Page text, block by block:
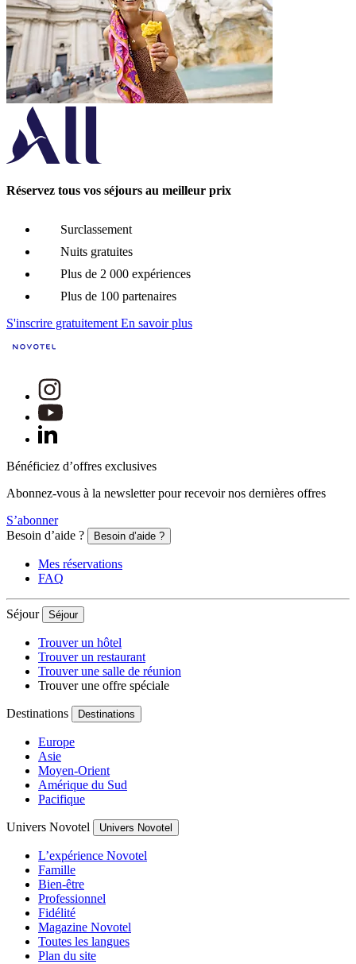
Réservez tous vos séjours au meilleur prix
Surclassement
Nuits gratuites
Plus de 2 000 expériences
Plus de 100 partenaires
S'inscrire gratuitement En savoir plus
Bénéficiez d’offres exclusives
Abonnez-vous à la newsletter pour recevoir nos dernières offres
S’abonner
Besoin d’aide ?
Besoin d’aide ?
Mes réservations
FAQ
Séjour Séjour
Trouver un hôtel
Trouver un restaurant
Trouver une salle de réunion
Trouver une offre spéciale
Destinations Destinations
Europe
Asie
Moyen-Orient
Amérique du Sud
Pacifique
Univers Novotel Univers Novotel
L’expérience Novotel
Famille
Bien-être
Professionnel
Fidélité
Magazine Novotel
Toutes les langues
Plan du site